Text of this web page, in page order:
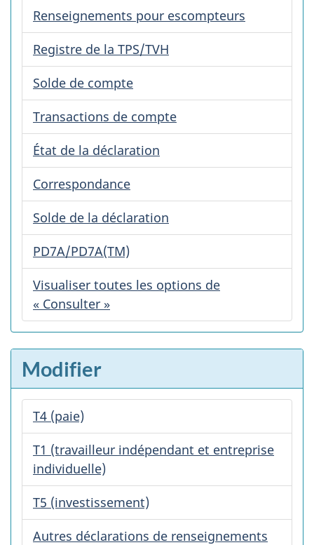
Renseignements pour escompteurs
Registre de la TPS/TVH
Solde de compte
Transactions de compte
État de la déclaration
Correspondance
Solde de la déclaration
PD7A/PD7A(TM)
Visualiser toutes les options de
« Consulter »
Modifier
T4 (paie)
T1 (travailleur indépendant et entreprise
individuelle)
T5 (investissement)
Autres déclarations de renseignements